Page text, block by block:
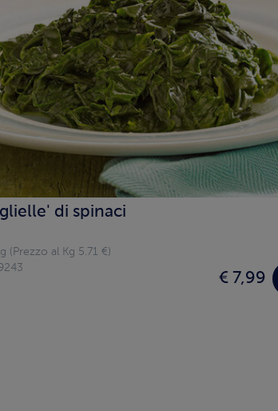
di spinaci
(Prezzo al Kg 5.71 €)
€ 7,99